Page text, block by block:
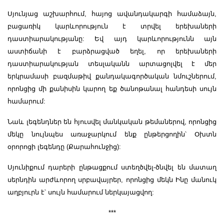
Սյունյաց աշխարհում, հայոց ավանդակարգի համաձայն,
բացառիկ կարևորություն է տրվել երեխաների
դաստիարակությանը: Եվ այդ կարևորությունն այն
աստիճանի է բարձրացված եղել, որ երեխաների
դաստիարակության տեսլականն արտացոլվել է մեր
երկրամասի բազմաթիվ քանդակագործական նմուշներում,
որոնցից մի քանիսին կարող եք ծանոթանալ հանդեսի սույն
համարում:
Նաև լեգենդներ են հյուսվել մանկական թեմաներով, որոնցից
մեկը նույնպես առաջարկում ենք ընթերցողին՝ Օխտն
օրորոցի լեգենդը (Քարահունջից):
Սյունիքում դարերի ընթացքում ստեղծվել-ծնվել են մատաղ
սերնդին արժևորող սրբավայրեր, որոնցից մեկն Ինը մանուկ
աղբյուրն է՝ սույն համարում ներկայացվող:
***